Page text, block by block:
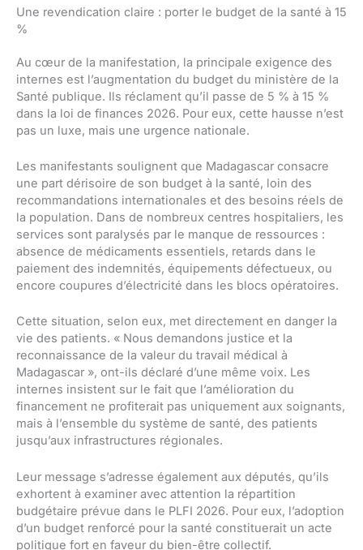
Une revendication claire : porter le budget de la santé à 15
%
Au cœur de la manifestation, la principale exigence des
internes est l’augmentation du budget du ministère de la
Santé publique. Ils réclament qu’il passe de 5 % à 15 %
dans la loi de finances 2026. Pour eux, cette hausse n’est
pas un luxe, mais une urgence nationale.
Les manifestants soulignent que Madagascar consacre
une part dérisoire de son budget à la santé, loin des
recommandations internationales et des besoins réels de
la population. Dans de nombreux centres hospitaliers, les
services sont paralysés par le manque de ressources :
absence de médicaments essentiels, retards dans le
paiement des indemnités, équipements défectueux, ou
encore coupures d’électricité dans les blocs opératoires.
Cette situation, selon eux, met directement en danger la
vie des patients. « Nous demandons justice et la
reconnaissance de la valeur du travail médical à
Madagascar », ont-ils déclaré d’une même voix. Les
internes insistent sur le fait que l’amélioration du
financement ne profiterait pas uniquement aux soignants,
mais à l’ensemble du système de santé, des patients
jusqu’aux infrastructures régionales.
Leur message s’adresse également aux députés, qu’ils
exhortent à examiner avec attention la répartition
budgétaire prévue dans le PLFI 2026. Pour eux, l’adoption
d’un budget renforcé pour la santé constituerait un acte
politique fort en faveur du bien-être collectif.